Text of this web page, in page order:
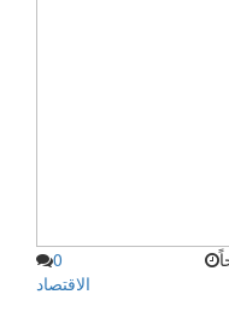
0
الاقتصاد